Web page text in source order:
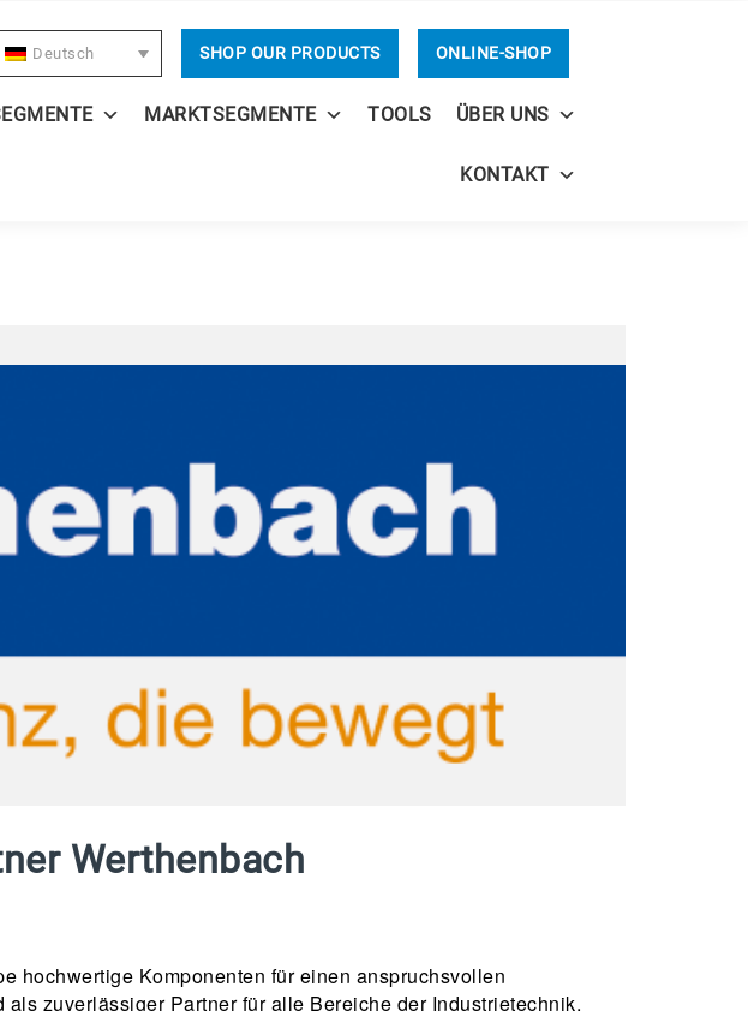
Deutsch SHOP OUR PRODUCTS ONLINE-SHOP
MARKTSEGMENTE TOOLS ÜBER UNS
KONTAKT
Werthenbach
hochwertige Komponenten für einen anspruchsvollen
zuverlässiger Partner für alle Bereiche der Industrietechnik,